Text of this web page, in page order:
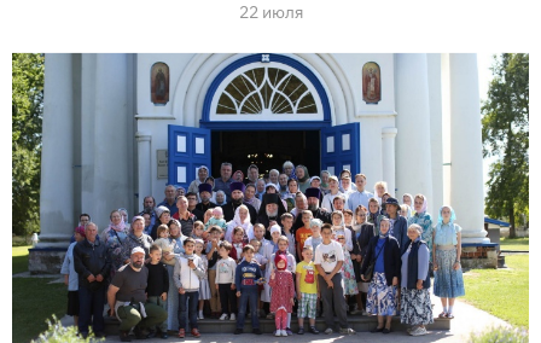
22 июля